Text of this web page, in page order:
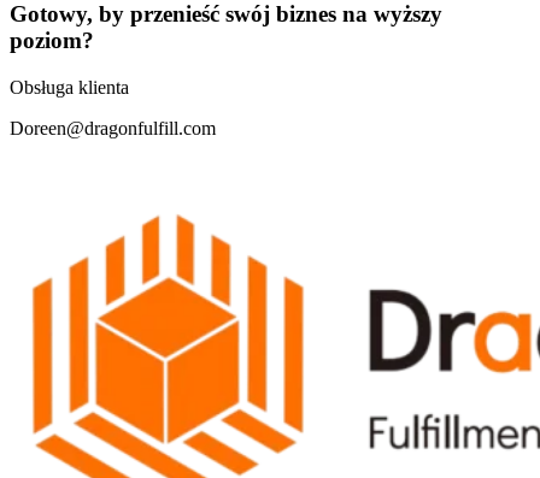
Gotowy, by przenieść swój biznes na wyższy
poziom?
Obsługa klienta
Doreen@dragonfulfill.com